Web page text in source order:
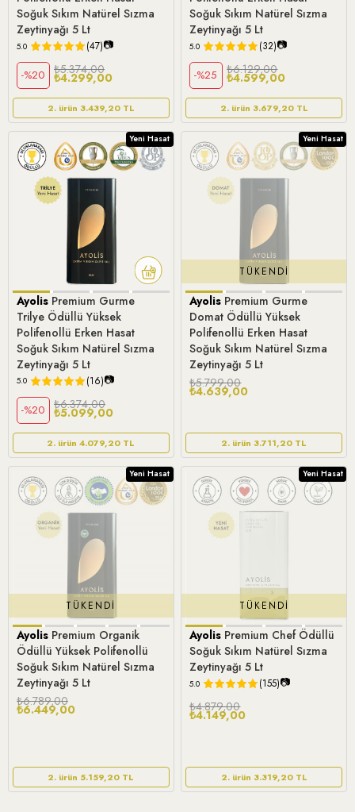
Soğuk Sıkım Natürel Sızma
Zeytinyağı 5 Lt
5.0 (47)📷
%20
₺4.299,00
₺5.374,00
2. ürün 3.439,20 TL
Soğuk Sıkım Natürel Sızma
Zeytinyağı 5 Lt
5.0 (32)📷
%25
₺4.599,00
₺6.129,00
2. ürün 3.679,20 TL
Ayolis Premium Gurme
Trilye Ödüllü Yüksek
Polifenollü Erken Hasat
Soğuk Sıkım Natürel Sızma
Zeytinyağı 5 Lt
5.0 (16)📷
%20
₺5.099,00
₺6.374,00
Yeni Hasat
2. ürün 4.079,20 TL
TÜKENDI
Ayolis Premium Gurme
Domat Ödüllü Yüksek
Polifenollü Erken Hasat
Soğuk Sıkım Natürel Sızma
Zeytinyağı 5 Lt
₺4.639,00
₺5.799,00
Yeni Hasat
2. ürün 3.711,20 TL
TÜKENDI
Ayolis Premium Organik
Ödüllü Yüksek Polifenollü
Soğuk Sıkım Natürel Sızma
Zeytinyağı 5 Lt
₺6.449,00
₺6.789,00
Yeni Hasat
2. ürün 5.159,20 TL
TÜKENDI
Ayolis Premium Chef Ödüllü
Soğuk Sıkım Natürel Sızma
Zeytinyağı 5 Lt
5.0 (155)📷
₺4.149,00
₺4.879,00
Yeni Hasat
2. ürün 3.319,20 TL